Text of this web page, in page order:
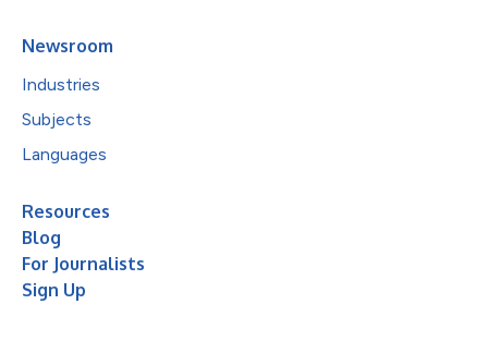
Newsroom
Industries
Subjects
Languages
Resources
Blog
For Journalists
Sign Up